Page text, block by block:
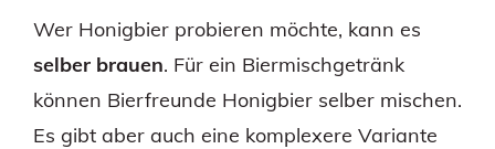
Wer Honigbier probieren möchte, kann es
selber brauen. Für ein Biermischgetränk
können Bierfreunde Honigbier selber mischen.
Es gibt aber auch eine komplexere Variante